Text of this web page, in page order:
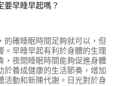
要早睡早起嗎？
的確睡眠時間足夠就可以，但
。早睡早起有利於身體的生理
，夜間睡眠時間能夠促進身體
於養成健康的生活節奏，增加
活動和新陳代謝。日光對於身